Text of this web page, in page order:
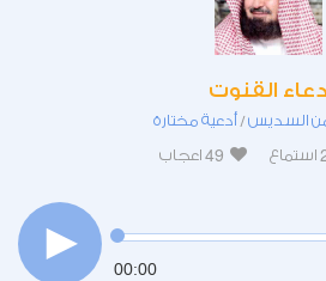
دعاء القنوت
السديس/أدعية مختارة
استماع 49 اعجاب
00:00